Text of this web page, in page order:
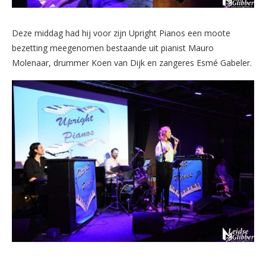
Deze middag had hij voor zijn Upright Pianos een moote
bezetting meegenomen bestaande uit pianist Mauro
Molenaar, drummer Koen van Dijk en zangeres Esmé Gabeler.